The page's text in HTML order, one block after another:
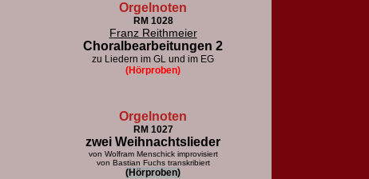
Orgelnoten
RM 1028
Franz Reithmeier
Choralbearbeitungen 2
zu Liedern im GL und im EG
(Hörproben)
Orgelnoten
RM 1027
zwei Weihnachtslieder
von Wolfram Menschick improvisiert
von Bastian Fuchs transkribiert
(Hörproben)